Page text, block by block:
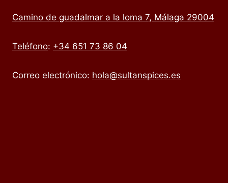
Camino de guadalmar a la loma 7, Málaga 29004
Teléfono: +34 651 73 86 04
Correo electrónico: hola@sultanspices.es